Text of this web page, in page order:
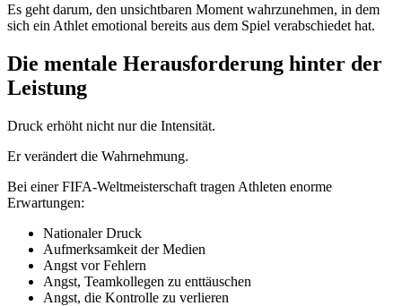
Es geht darum, den unsichtbaren Moment wahrzunehmen, in dem
sich ein Athlet emotional bereits aus dem Spiel verabschiedet hat.
Die mentale Herausforderung hinter der
Leistung
Druck erhöht nicht nur die Intensität.
Er verändert die Wahrnehmung.
Bei einer FIFA-Weltmeisterschaft tragen Athleten enorme
Erwartungen:
Nationaler Druck
Aufmerksamkeit der Medien
Angst vor Fehlern
Angst, Teamkollegen zu enttäuschen
Angst, die Kontrolle zu verlieren